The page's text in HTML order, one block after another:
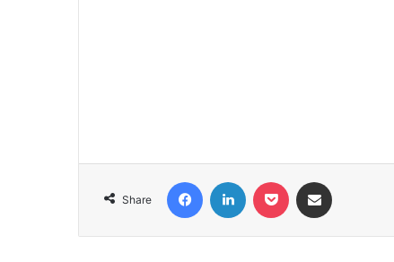
Share
FacebookLinkedIn Pocket